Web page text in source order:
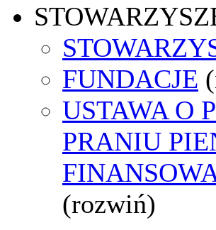
FUNDACJE
USTAWA O
PRANIU
(rozwiń)